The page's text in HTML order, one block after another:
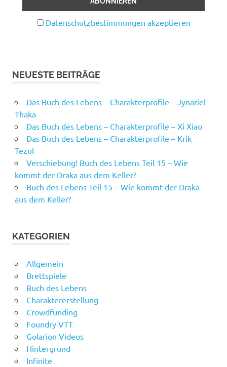
Datenschutzbestimmungen akzeptieren
NEUESTE BEITRÄGE
Das Buch des Lebens – Charakterprofile – Jynariel
Thaka
Das Buch des Lebens – Charakterprofile – Xi Xiao
Das Buch des Lebens – Charakterprofile – Krik
Tezul
Verschiebung! Buch des Lebens Teil 15 – Wie
kommt der Draka aus dem Keller?
Buch des Lebens Teil 15 – Wie kommt der Draka
aus dem Keller?
KATEGORIEN
Allgemein
Brettspiele
Buch des Lebens
Charaktererstellung
Crowdfunding
Foundry VTT
Golarion Videos
Hintergrund
Infinite